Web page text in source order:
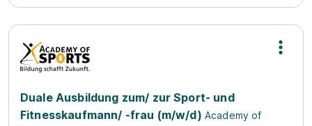
Duale Ausbildung zum/ zur Sport- und
Fitnesskaufmann/ -frau (m/w/d) Academy of